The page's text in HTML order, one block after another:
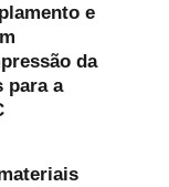
e
da
para a